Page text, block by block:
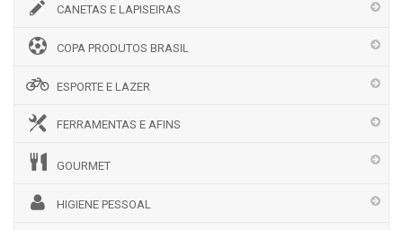
CANETAS E LAPISEIRAS
COPA PRODUTOS BRASIL
ESPORTE E LAZER
FERRAMENTAS E AFINS
GOURMET
HIGIENE PESSOAL